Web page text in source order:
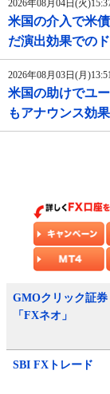
2026年08月04日(火
米国の介入で米
だ演出効果での
2026年08月03日(月
米国の助けでユ
もアナウンス効
GMOクリック証券
「FXネオ」
SBI FXトレード